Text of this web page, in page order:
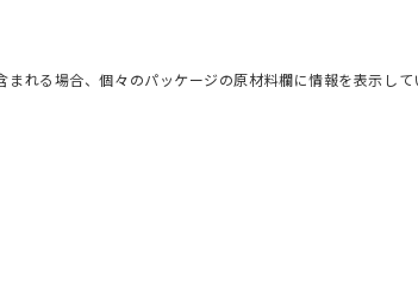
れる場合、個々のパッケージの原材料欄に情報を表示して